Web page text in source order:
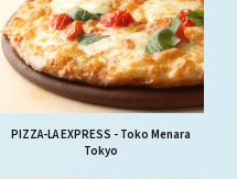
PIZZA-LA EXPRESS - Toko Menara
Tokyo